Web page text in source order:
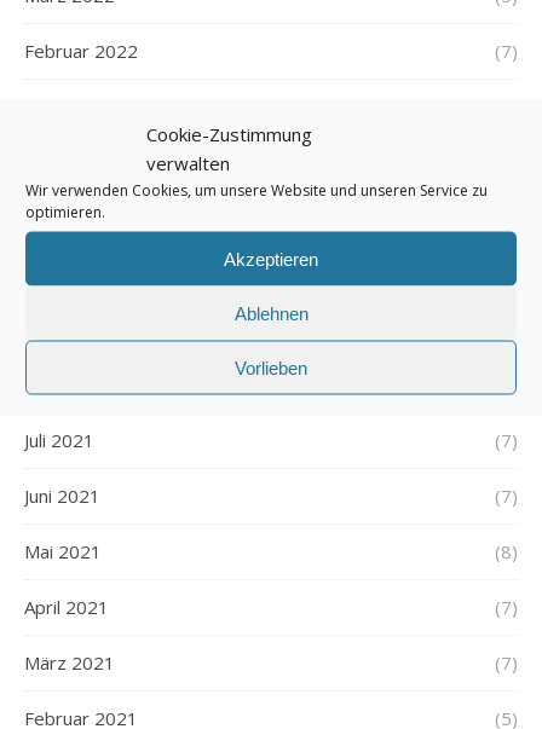
Cookie-Zustimmung
verwalten
Wir verwenden Cookies, um unsere Website und unseren Service zu
optimieren.
Akzeptieren
Ablehnen
Vorlieben
Februar 2022 (7)
Dezember 2021
November 2021
Oktober 2021 (6)
August 2021 (7)
Juli 2021 (7)
Juni 2021 (7)
Mai 2021 (8)
April 2021 (7)
März 2021 (7)
Februar 2021 (5)